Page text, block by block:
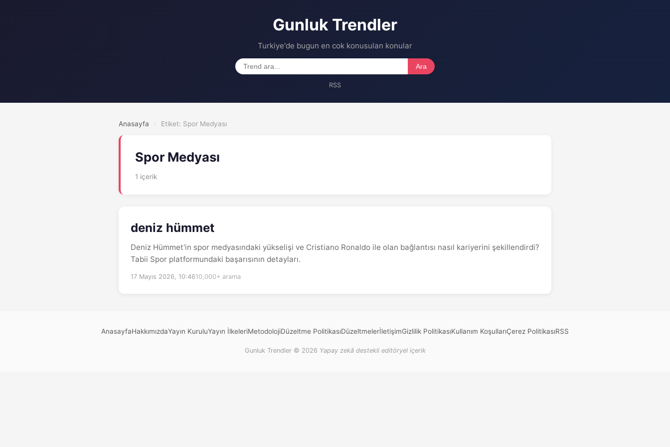
Gunluk Trendler
Turkiye'de bugun en cok konusulan konular
Ara
RSS
Anasayfa › Etiket: Spor Medyası
Spor Medyası
1 içerik
deniz hümmet
Deniz Hümmet'in spor medyasındaki yükselişi ve Cristiano Ronaldo ile olan bağlantısı nasıl kariyerini şekillendirdi?
Tabii Spor platformundaki başarısının detayları.
17 Mayıs 2026, 10:4610,000+ arama
AnasayfaHakkımızdaYayın KuruluYayın İlkeleriMetodolojiDüzeltme PolitikasıDüzeltmelerİletişimGizlilik PolitikasıKullanım KoşullarıÇerez PolitikasıRSS
Gunluk Trendler © 2026 Yapay zekâ destekli editöryel içerik